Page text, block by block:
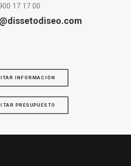
17 17 00
INFORMACIÓN
PRESUPUESTO